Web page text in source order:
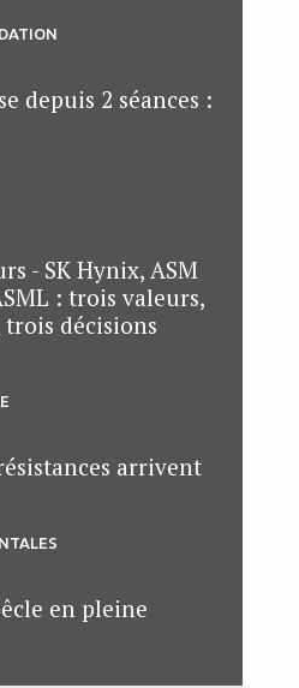
depuis 2 séances :
- SK Hynix, ASM
: trois valeurs,
décisions
arrivent
en pleine